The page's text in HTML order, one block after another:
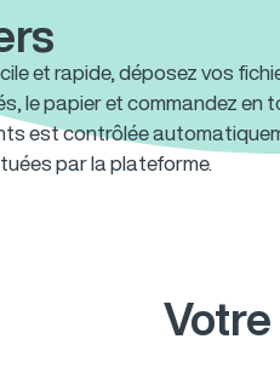
et rapide, déposez vos
le papier et commandez en
est contrôlée
par la plateforme.